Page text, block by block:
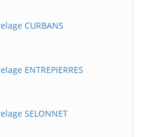
CURBANS
ENTREPiERRES
SELONNET